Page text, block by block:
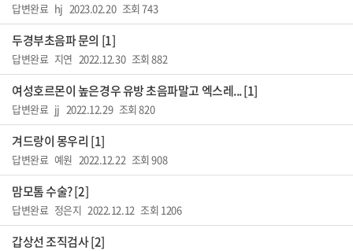
답변완료hj 2023.02.20 조회 743
두경부초음파 문의 [1]
답변완료지연 2022.12.30 조회 882
여성호르몬이 높은경우 유방 초음파말고 엑스레... [1]
답변완료jj 2022.12.29 조회 820
겨드랑이 몽우리 [1]
답변완료예원 2022.12.22 조회 908
맘모톰 수술? [2]
답변완료정은지 2022.12.12 조회 1206
갑상선 조직검사 [2]